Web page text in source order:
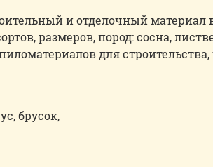
и отделочный материал
размеров, пород: сосна,
для
брусок,